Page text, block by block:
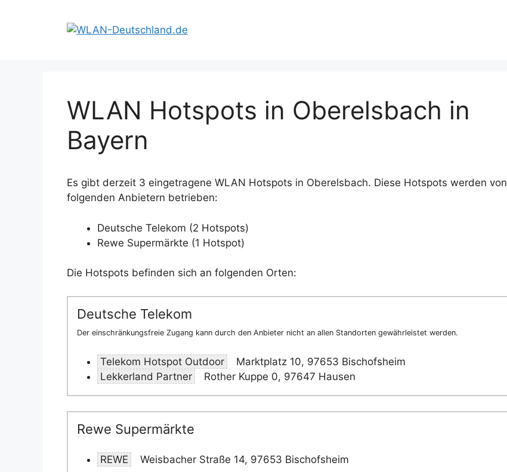
WLAN Hotspots in Oberelsbach in
Bayern
Es gibt derzeit 3 eingetragene WLAN Hotspots in Oberelsbach. Diese Hotspots werden von
folgenden Anbietern betrieben:
Deutsche Telekom (2 Hotspots)
Rewe Supermärkte (1 Hotspot)
Die Hotspots befinden sich an folgenden Orten:
Deutsche Telekom
Der einschränkungsfreie Zugang kann durch den Anbieter nicht an allen Standorten gewährleistet werden.
Telekom Hotspot Outdoor
Marktplatz 10, 97653 Bischofsheim
Lekkerland Partner
Rother Kuppe 0, 97647 Hausen
Rewe Supermärkte
REWE Weisbacher Straße 14, 97653 Bischofsheim